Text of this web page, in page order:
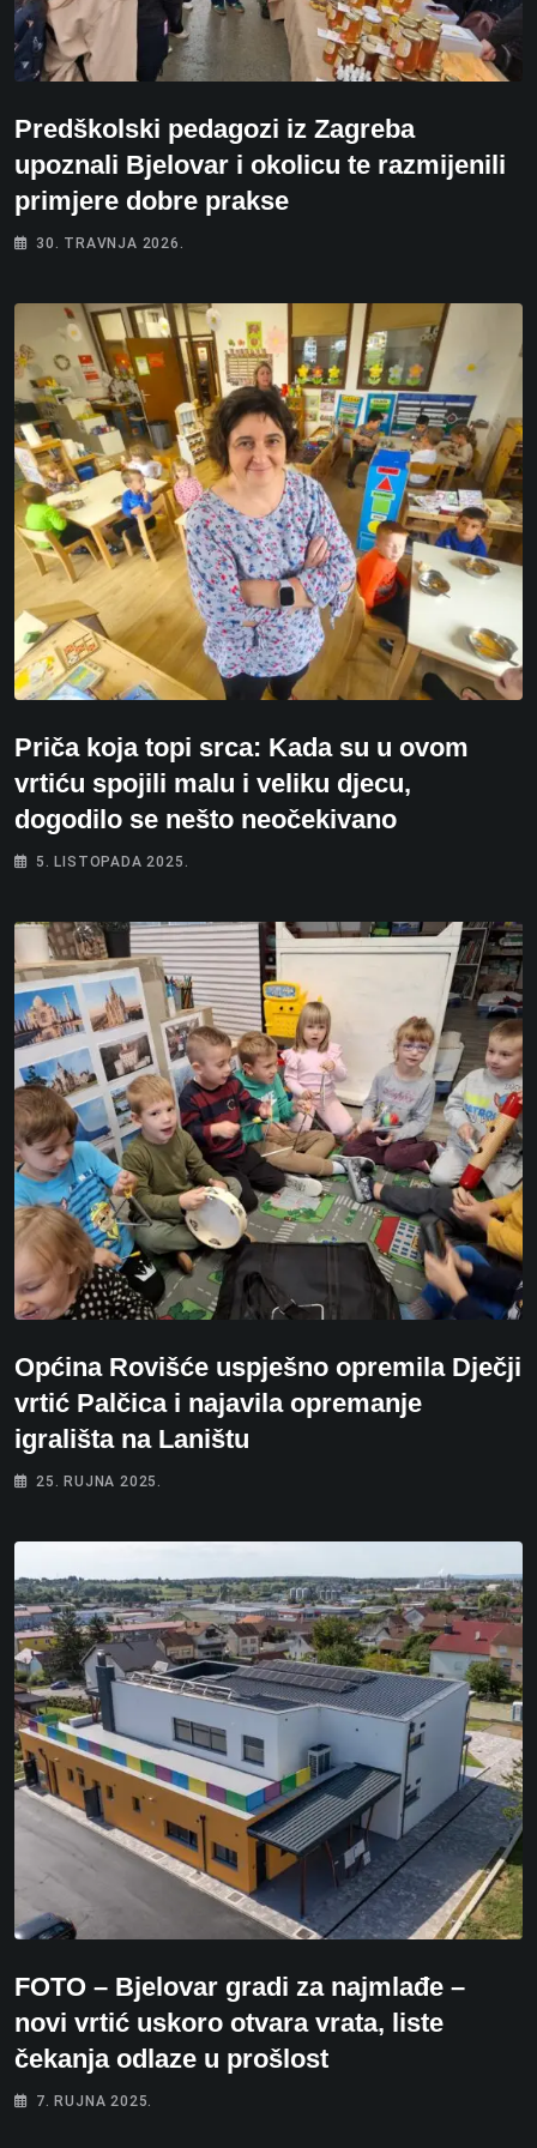
Predškolski pedagozi iz Zagreba
upoznali Bjelovar i okolicu te razmijenili
primjere dobre prakse
30. TRAVNJA 2026.
Priča koja topi srca: Kada su u ovom
vrtiću spojili malu i veliku djecu,
dogodilo se nešto neočekivano
5. LISTOPADA 2025.
Općina Rovišće uspješno opremila Dječji
vrtić Palčica i najavila opremanje
igrališta na Laništu
25. RUJNA 2025.
FOTO – Bjelovar gradi za najmlađe –
novi vrtić uskoro otvara vrata, liste
čekanja odlaze u prošlost
7. RUJNA 2025.